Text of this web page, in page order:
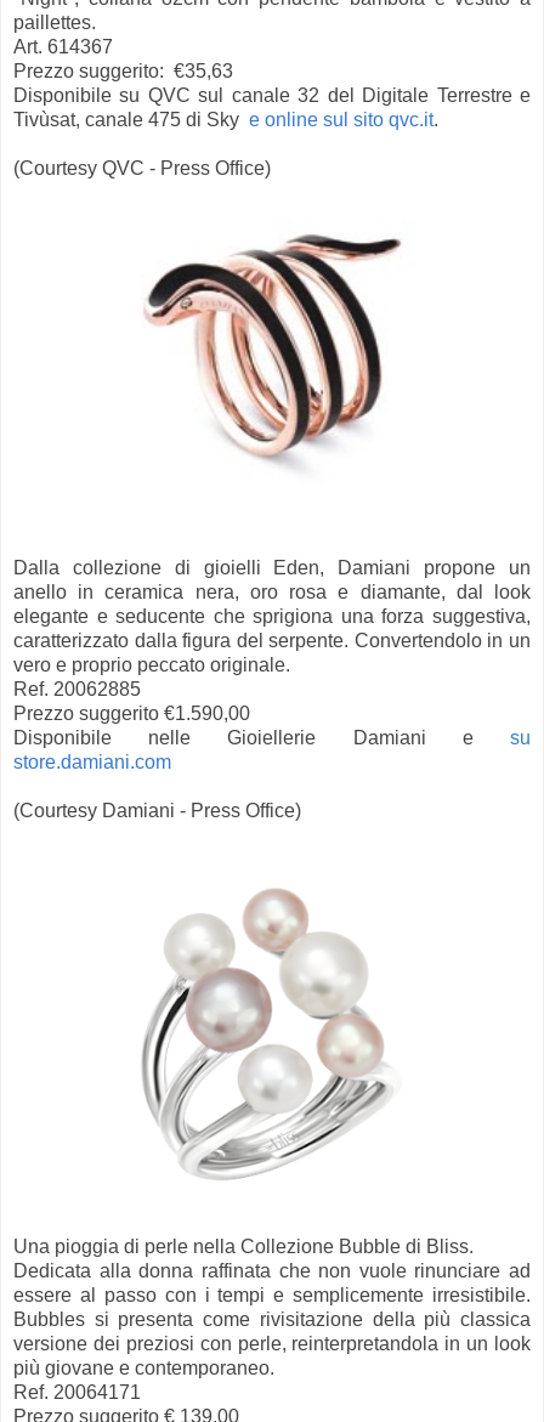
paillettes.
Art. 614367
Prezzo suggerito: €35,63
Disponibile su QVC sul canale 32 del Digitale Terrestre e
Tivùsat, canale 475 di Sky e online sul sito qvc.it.
(Courtesy QVC - Press Office)
Dalla collezione di gioielli Eden, Damiani propone un
anello in ceramica nera, oro rosa e diamante, dal look
elegante e seducente che sprigiona una forza suggestiva,
caratterizzato dalla figura del serpente. Convertendolo in un
vero e proprio peccato originale.
Ref. 20062885
Prezzo suggerito €1.590,00
Disponibile nelle Gioiellerie Damiani e su
store.damiani.com
(Courtesy Damiani - Press Office)
Una pioggia di perle nella Collezione Bubble di Bliss.
Dedicata alla donna raffinata che non vuole rinunciare ad
essere al passo con i tempi e semplicemente irresistibile.
Bubbles si presenta come rivisitazione della più classica
versione dei preziosi con perle, reinterpretandola in un look
più giovane e contemporaneo.
Ref. 20064171
Prezzo suggerito € 139,00